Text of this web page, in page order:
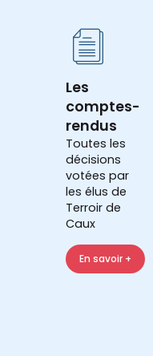
Les
comptes-
rendus
Toutes les
décisions
votées par
les élus de
Terroir de
Caux
En savoir +